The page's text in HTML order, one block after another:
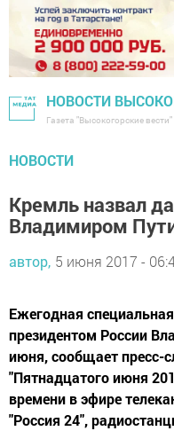
НОВОСТИ
Газета "Высокогорские вести"
НОВОСТИ
Кремль назвал
Владимиром
автор, 5 июня 2017 -
Ежегодная
президентом России
июня, сообщает пресс-
"Пятнадцатого июня
времени в эфире
"Россия 24",